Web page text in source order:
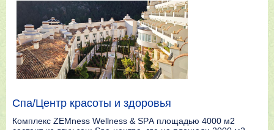
Спа/Центр красоты и здоровья
Комплекс ZEMness Wellness & SPА площадью 4000 м2